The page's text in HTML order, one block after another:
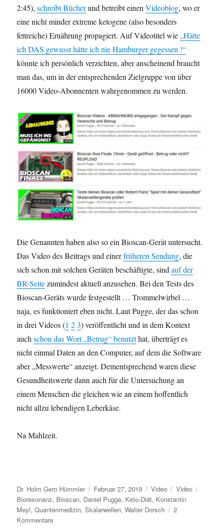
2:45),schreibt Bücherund betreibt einenVideoblog, wo er
eine nicht minder extreme ketogene (also besonders
fettreiche) Ernährung propagiert. Auf Videotitel wie„Hätte
ich DAS gewusst hätte ich nie Hamburger gegessen !“
könnte ich persönlich verzichten, aber anscheinend braucht
man das, um in der entsprechenden Zielgruppe von über
16000 Video-Abonnenten wahrgenommen zu werden.
Die Genannten haben also so ein Bioscan-Gerät untersucht.
Das Video des Beitrags und einerfrüheren Sendung, die
sich schon mit solchen Geräten beschäftigte, sindauf der
BR-Seitezumindest aktuell anzusehen. Bei den Tests des
Bioscan-Geräts wurde festgestellt … Trommelwirbel …
naja, es funktioniert eben nicht. Laut Pugge, der das schon
in drei Videos (1 2 3) veröffentlicht und in dem Kontext
auchschon das Wort „Betrug“ benutzthat, überträgt es
nicht einmal Daten an den Computer, auf dem die Software
aber „Messwerte“ anzeigt. Dementsprechend waren diese
Gesundheitswerte dann auch für die Untersuchung an
einem Menschen die gleichen wie an einem hoffentlich
nicht allzu lebendigen Leberkäse.
Na Mahlzeit.
Autor
Dr. Holm Gero Hümmler
Veröffentlicht
am
Februar 27, 2019 Format
Video Kategorien
Video
Bioresonanz, Bioscan, Daniel Pugge, Keto-Diät, Konstantin
Meyl,Quantenmedizin,Skalarwellen,Walter Dorsch
2
Kommentarezu